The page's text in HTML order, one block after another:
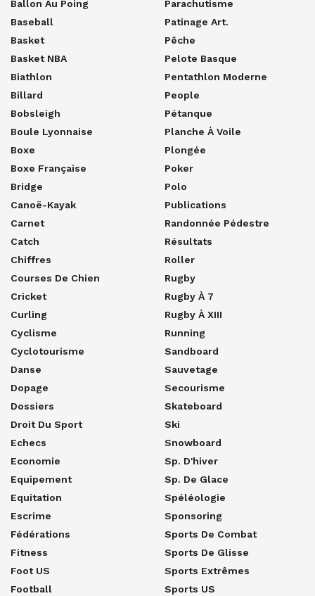
Ballon Au Poing
Baseball
Basket
Basket NBA
Biathlon
Billard
Bobsleigh
Boule Lyonnaise
Boxe
Boxe Française
Bridge
Canoë-Kayak
Carnet
Catch
Chiffres
Courses De Chien
Cricket
Curling
Cyclisme
Cyclotourisme
Danse
Dopage
Dossiers
Droit Du Sport
Echecs
Economie
Equipement
Equitation
Escrime
Fédérations
Fitness
Foot US
Football
Parachutisme
Patinage Art.
Pêche
Pelote Basque
Pentathlon Moderne
People
Pétanque
Planche À Voile
Plongée
Poker
Polo
Publications
Randonnée Pédestre
Résultats
Roller
Rugby
Rugby À 7
Rugby À XIII
Running
Sandboard
Sauvetage
Secourisme
Skateboard
Ski
Snowboard
Sp. D'hiver
Sp. De Glace
Spéléologie
Sponsoring
Sports De Combat
Sports De Glisse
Sports Extrêmes
Sports US